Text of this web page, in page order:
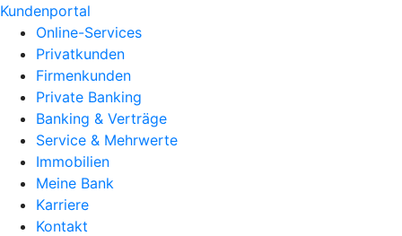
Kundenportal
Online-Services
Privatkunden
Firmenkunden
Private Banking
Banking & Verträge
Service & Mehrwerte
Immobilien
Meine Bank
Karriere
Kontakt